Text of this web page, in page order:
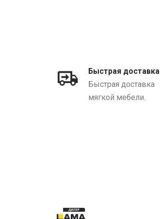
Быстрая доставка
Быстрая доставка
мягкой мебели.